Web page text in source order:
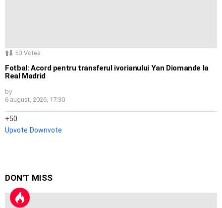
50 Votes
Fotbal: Acord pentru transferul ivorianului Yan Diomande la
Real Madrid
by
6 august, 2026, 17:30
50
Upvote Downvote
DON'T MISS